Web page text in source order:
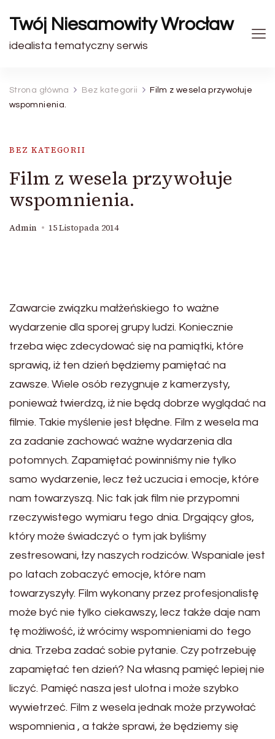
Twój Niesamowity Wrocław
idealista tematyczny serwis
Strona główna Bez kategorii
Film z wesela przywołuje
wspomnienia.
BEZ KATEGORII
Film z wesela przywołuje
wspomnienia.
Admin 15 Listopada 2014
Zawarcie związku małżeńskiego to ważne
wydarzenie dla sporej grupy ludzi. Koniecznie
trzeba więc zdecydować się na pamiątki, które
sprawią, iż ten dzień będziemy pamiętać na
zawsze. Wiele osób rezygnuje z kamerzysty,
ponieważ twierdzą, iż nie będą dobrze wyglądać na
filmie. Takie myślenie jest błędne. Film z wesela ma
za zadanie zachować ważne wydarzenia dla
potomnych. Zapamiętać powinniśmy nie tylko
samo wydarzenie, lecz też uczucia i emocje, które
nam towarzyszą. Nic tak jak film nie przypomni
rzeczywistego wymiaru tego dnia. Drgający głos,
który może świadczyć o tym jak byliśmy
zestresowani, łzy naszych rodziców. Wspaniale jest
po latach zobaczyć emocje, które nam
towarzyszyły. Film wykonany przez profesjonalistę
może być nie tylko ciekawszy, lecz także daje nam
tę możliwość, iż wrócimy wspomnieniami do tego
dnia. Trzeba zadać sobie pytanie. Czy potrzebuję
zapamiętać ten dzień? Na własną pamięć lepiej nie
liczyć. Pamięć nasza jest ulotna i może szybko
wywietrzeć. Film z wesela jednak może przywołać
wspomnienia , a także sprawi, że będziemy się